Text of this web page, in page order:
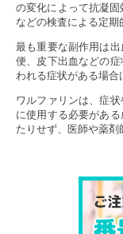
の変化によって抗凝
などの検査による定期
最も重要な副作用は
便、皮下出血などの
われる症状がある場合
ワルファリンは、症
に使用する必要があ
たりせず、医師や薬剤